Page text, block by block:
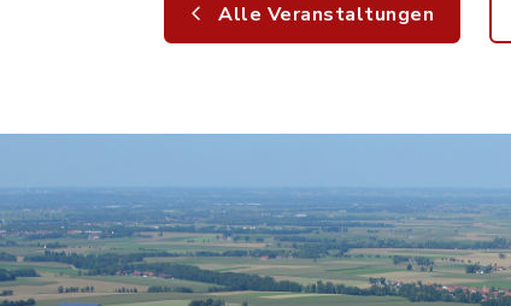
Alle Veranstaltungen